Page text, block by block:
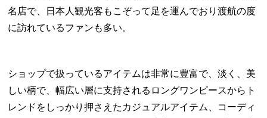
名店で、日本人観光客もこぞって足を運んでおり渡航の度
に訪れているファンも多い。
ショップで扱っているアイテムは非常に豊富で、淡く、美
しい柄で、幅広い層に支持されるロングワンピースからト
レンドをしっかり押さえたカジュアルアイテム、コーディ